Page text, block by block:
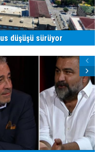
düşüşü sürüyor